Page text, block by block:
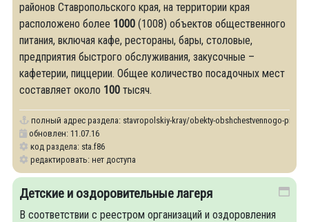
районов Ставропольского края, на территории края
расположено более 1000 (1008) объектов общественного
питания, включая кафе, рестораны, бары, столовые,
предприятия быстрого обслуживания, закусочные –
кафетерии, пиццерии. Общее количество посадочных мест
составляет около 100 тысяч.
полный адрес раздела: stavropolskiy-kray/obekty-obshchestvennogo-
обновлен: 11.07.16
код раздела: sta.f86
редактировать: нет доступа
Детские и оздоровительные лагеря
В соответствии с реестром организаций и оздоровления